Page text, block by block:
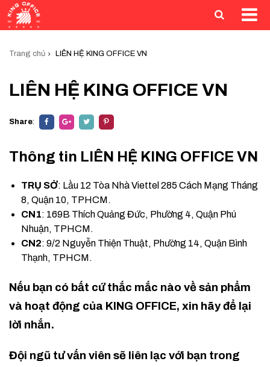
Trang chủ LIÊN HỆ KING OFFICE VN
LIÊN HỆ KING OFFICE VN
Share:
Thông tin LIÊN HỆ KING OFFICE VN
TRỤ SỞ: Lầu 12 Tòa Nhà Viettel 285 Cách Mạng Tháng
8, Quận 10, TPHCM.
CN1: 169B Thích Quảng Đức, Phường 4, Quận Phú
Nhuận, TPHCM.
CN2: 9/2 Nguyễn Thiện Thuật, Phường 14, Quận Bình
Thạnh, TPHCM.
Nếu bạn có bất cứ thắc mắc nào về sản phẩm
và hoạt động của KING OFFICE, xin hãy để lại
lời nhắn.
Đội ngũ tư vấn viên sẽ liên lạc với bạn trong